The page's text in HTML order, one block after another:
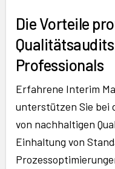
Die Vorteile
Professionals
Erfahrene Interim
unterstützen Sie bei
von nachhaltigen
Einhaltung von